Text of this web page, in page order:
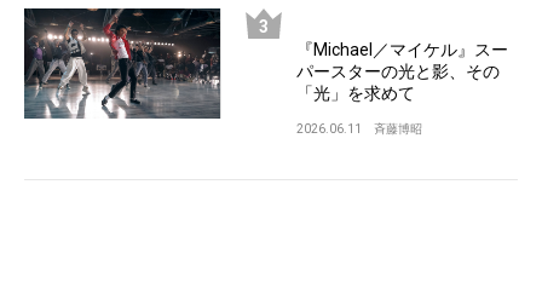
『Michael／マイケル』スー
パースターの光と影、その
「光」を求めて
2026.06.11 斉藤博昭